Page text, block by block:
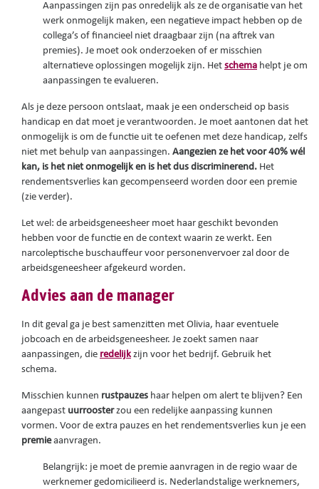
Aanpassingen zijn pas onredelijk als ze de organisatie van het
werk onmogelijk maken, een negatieve impact hebben op de
collega’s of financieel niet draagbaar zijn (na aftrek van
premies). Je moet ook onderzoeken of er misschien
alternatieve oplossingen mogelijk zijn. Het schema helpt je om
aanpassingen te evalueren.
Als je deze persoon ontslaat, maak je een onderscheid op basis
handicap en dat moet je verantwoorden. Je moet aantonen dat het
onmogelijk is om de functie uit te oefenen met deze handicap, zelfs
niet met behulp van aanpassingen. Aangezien ze het voor 40% wél
kan, is het niet onmogelijk en is het dus discriminerend. Het
rendementsverlies kan gecompenseerd worden door een premie
(zie verder).
Let wel: de arbeidsgeneesheer moet haar geschikt bevonden
hebben voor de functie en de context waarin ze werkt. Een
narcoleptische buschauffeur voor personenvervoer zal door de
arbeidsgeneesheer afgekeurd worden.
Advies aan de manager
In dit geval ga je best samenzitten met Olivia, haar eventuele
jobcoach en de arbeidsgeneesheer. Je zoekt samen naar
aanpassingen, die redelijk zijn voor het bedrijf. Gebruik het
schema.
Misschien kunnen rustpauzes haar helpen om alert te blijven? Een
aangepast uurroosterzou een redelijke aanpassing kunnen
vormen. Voor de extra pauzes en het rendementsverlies kun je een
premieaanvragen.
Belangrijk: je moet de premie aanvragen in de regio waar de
werknemer gedomicilieerd is. Nederlandstalige werknemers,